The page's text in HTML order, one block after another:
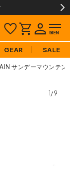
GEAR SALE
サンデーマウンテ
1/9